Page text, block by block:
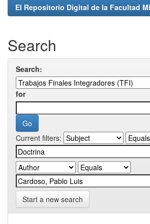
El Repositorio Digital de la Facultad
Search
Search:
for
Current filters:
Start a new search